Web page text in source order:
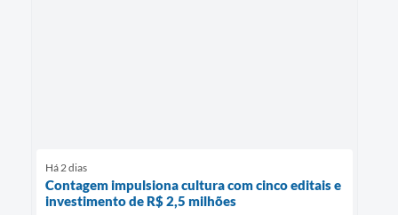
Há 2 dias
Contagem impulsiona cultura com cinco editais e
investimento de R$ 2,5 milhões